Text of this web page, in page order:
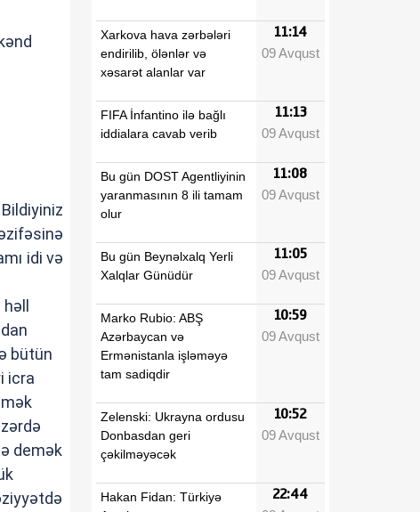
idi və
bütün
icra
demək
Xarkova hava zərbələri
endirilib, ölənlər və
xəsarət alanlar var
11:14
09 Avqust
FIFA İnfantino ilə bağlı
iddialara cavab verib
11:13
09 Avqust
Bu gün DOST Agentliyinin
yaranmasının 8 ili tamam
olur
11:08
09 Avqust
Bu gün Beynəlxalq Yerli
Xalqlar Günüdür
11:05
09 Avqust
Marko Rubio: ABŞ
Azərbaycan və
Ermənistanla işləməyə
tam sadiqdir
10:59
09 Avqust
Zelenski: Ukrayna ordusu
Donbasdan geri
çəkilməyəcək
10:52
09 Avqust
Hakan Fidan: Türkiyə
22:44